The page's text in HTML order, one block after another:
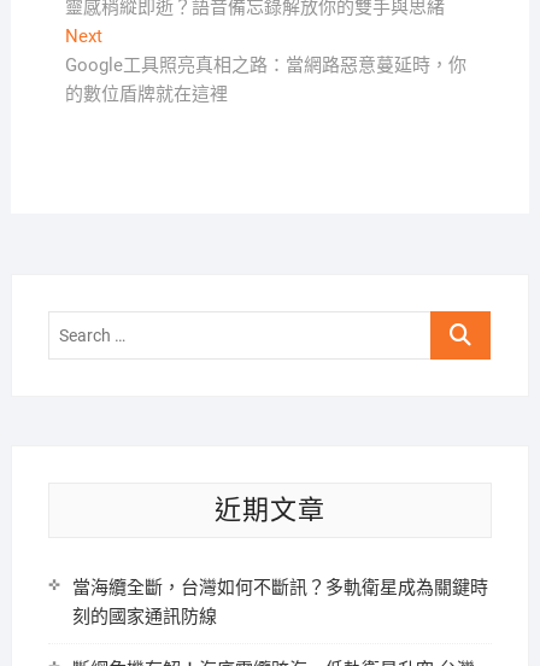
章
導
覽
post:
靈感稍縱即逝？語音備忘錄解放你的雙手與思緒
NextNext
post:
Google工具照亮真相之路：當網路惡意蔓延時，你
的數位盾牌就在這裡
Search
近期文章
當海纜全斷，台灣如何不斷訊？多軌衛星成為關鍵時
刻的國家通訊防線